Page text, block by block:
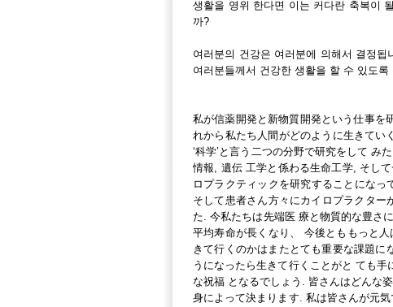
생활을 영위 한다면 이는 커다란 축복이
까?
여러분의 건강은 여러분에 의해서 결정
여러분들께서 건강한 생활을 할 수 있도
私が信薬開発と新物質開発という仕事を
れから私たち人間がどのように生きてい
‘科学’と言う二つの分野で研究をして
情報, 遺伝 工学と係わる生命工学, そし
ロプラクティックを研究することにな
そして患者さん方々にカイロプラクター
た. 今私たちは先端医 療と物質的な豊さ
平均寿命が長くなり、 今後とももっと
きて行くのかはまたとても重要な課題に
うになったら生きて行くことがと ても
な祝福 となるでしょう. 皆さんはどんな
身によって決まります. 私は皆さんが元